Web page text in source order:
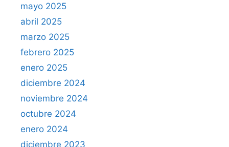
mayo 2025
abril 2025
marzo 2025
febrero 2025
enero 2025
diciembre 2024
noviembre 2024
octubre 2024
enero 2024
diciembre 2023